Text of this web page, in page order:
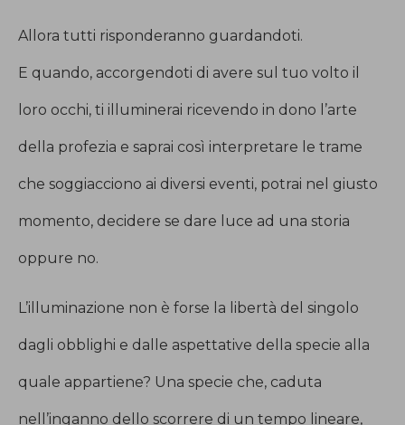
Allora tutti risponderanno guardandoti.
E quando, accorgendoti di avere sul tuo volto il
loro occhi, ti illuminerai ricevendo in dono l’arte
della profezia e saprai così interpretare le trame
che soggiacciono ai diversi eventi, potrai nel giusto
momento, decidere se dare luce ad una storia
oppure no.
L’illuminazione non è forse la libertà del singolo
dagli obblighi e dalle aspettative della specie alla
quale appartiene? Una specie che, caduta
nell’inganno dello scorrere di un tempo lineare,